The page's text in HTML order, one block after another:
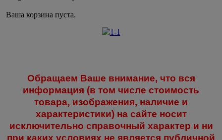
Ваша корзина пуста.
Обращаем Ваше внимание, что вся
информация (в том числе стоимость
товара, изображения, наличие и
характеристики) на сайте носит
исключительно справочный характер и ни
при каких условиях не является публичной